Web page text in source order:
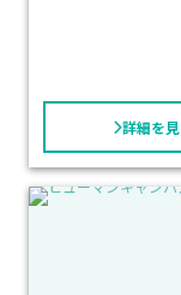
ースもあり、進
活動や学校行事
を深めることが
詳細を